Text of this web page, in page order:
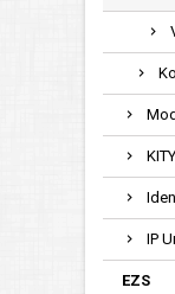
KITY
IP
EZS